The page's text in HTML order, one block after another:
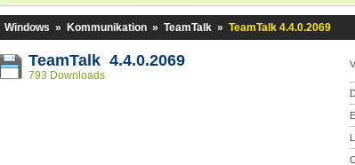
Windows » Kommunikation » TeamTalk » TeamTalk 4.4.0.2069
TeamTalk 4.4.0.2069
793 Downloads